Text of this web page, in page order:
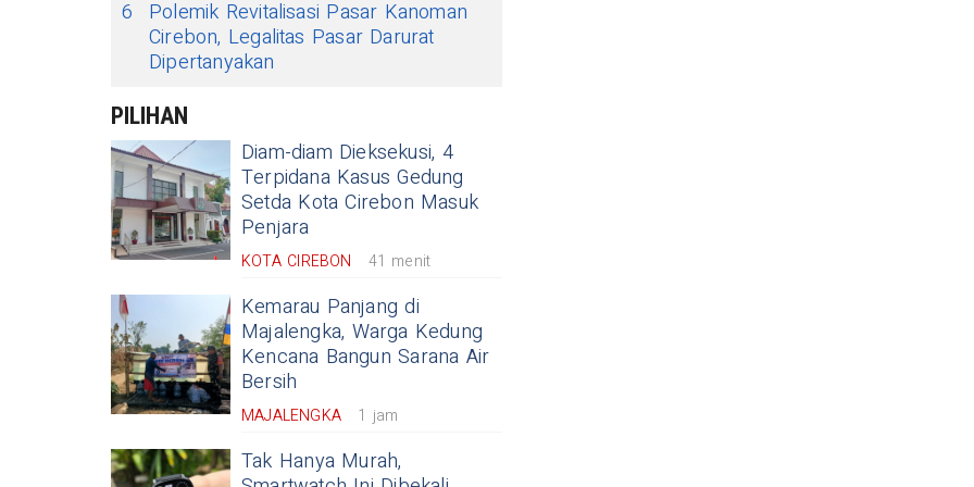
6
Polemik Revitalisasi Pasar Kanoman
Cirebon, Legalitas Pasar Darurat
Dipertanyakan
PILIHAN
Diam-diam Dieksekusi, 4
Terpidana Kasus Gedung
Setda Kota Cirebon Masuk
Penjara
KOTA CIREBON 41 menit
Kemarau Panjang di
Majalengka, Warga Kedung
Kencana Bangun Sarana Air
Bersih
MAJALENGKA 1 jam
Tak Hanya Murah,